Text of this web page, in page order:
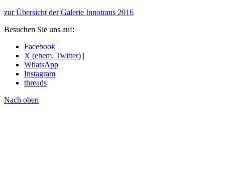
zur Übersicht der Galerie Innotrans 2016
Besuchen Sie uns auf:
Facebook |
X (ehem. Twitter) |
WhatsApp |
Instagram |
threads
Nach oben